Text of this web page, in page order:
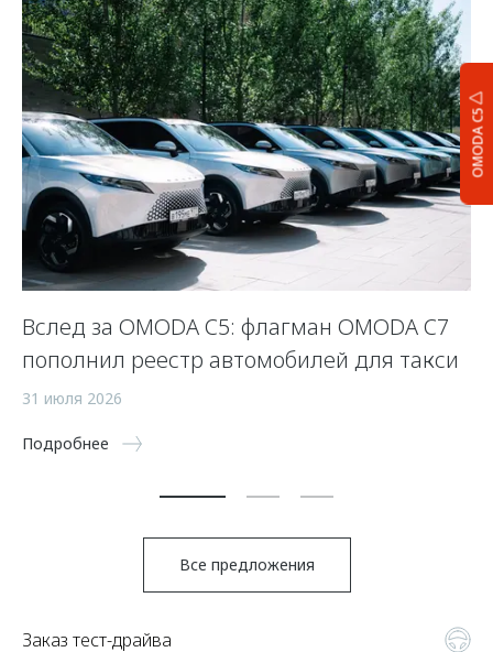
OMODA C5
Вслед за OMODA C5: флагман OMODA C7
пополнил реестр автомобилей для такси
31 июля 2026
Подробнее
Все предложения
Заказ тест-драйва